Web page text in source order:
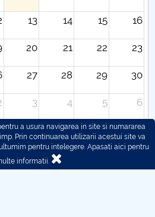
13 14 15 16
20 21 22 23
27 28 29 30
3 4 5 6
a usura navigarea in site si numararea
Prin continuarea utilizarii acestui site va
pentru intelegere. Apasati aici pentru
informatii.